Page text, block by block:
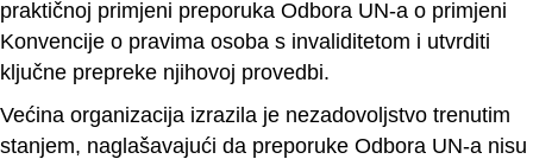
praktičnoj primjeni preporuka Odbora UN-a o primjeni
Konvencije o pravima osoba s invaliditetom i utvrditi
ključne prepreke njihovoj provedbi.
Većina organizacija izrazila je nezadovoljstvo trenutim
stanjem, naglašavajući da preporuke Odbora UN-a nisu